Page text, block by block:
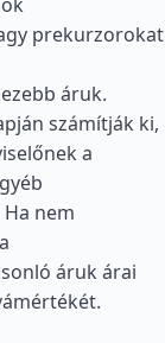
prekurzorokat
áruk.
számítják ki,
a
nem
áruk árai